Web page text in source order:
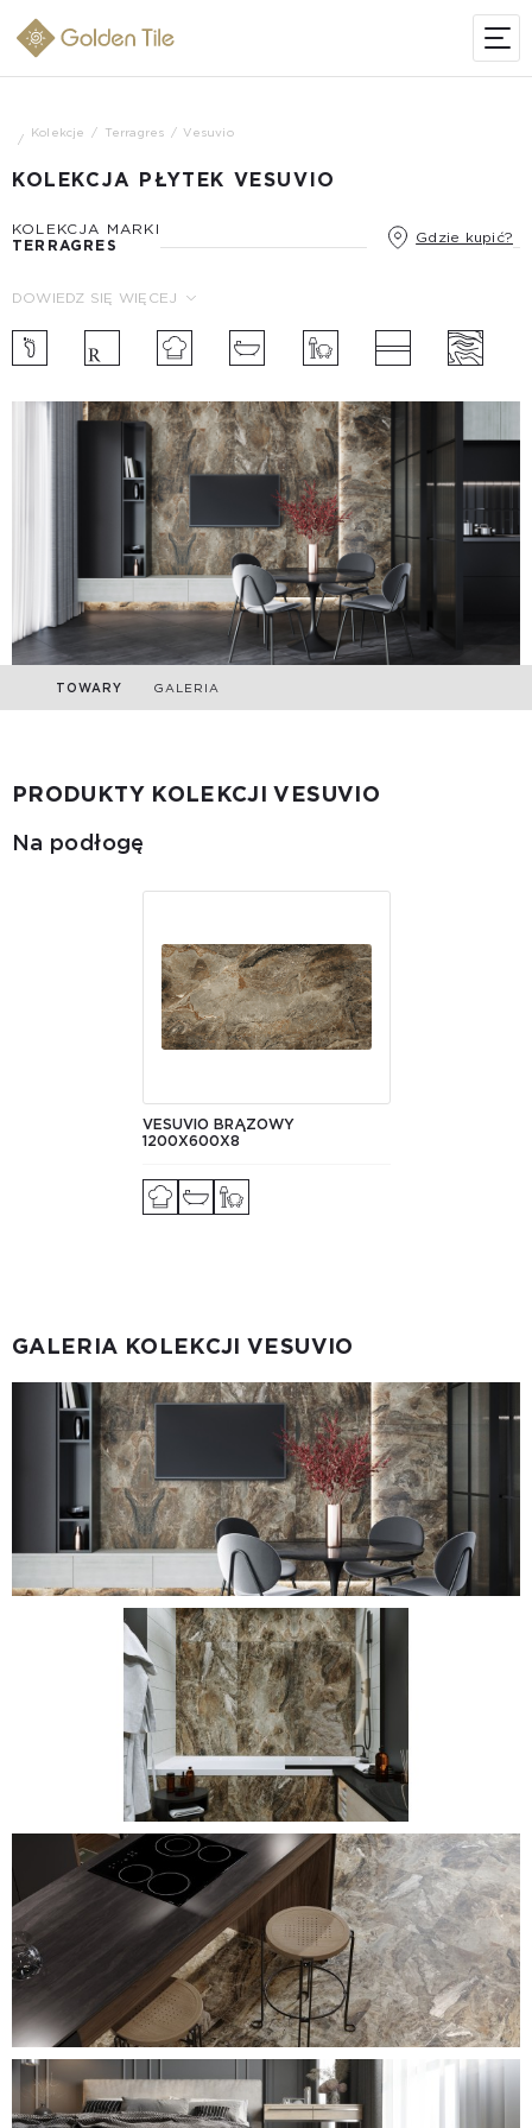
Kolekcje Terragres Vesuvio
KOLEKCJA PŁYTEK VESUVIO
KOLEKCJA MARKI
TERRAGRES
Gdzie kupić?
DOWIEDZ SIĘ WIĘCEJ
TOWARY GALERIA
PRODUKTY KOLEKCJI VESUVIO
Na podłogę
VESUVIO BRĄZOWY
1200X600X8
GALERIA KOLEKCJI VESUVIO